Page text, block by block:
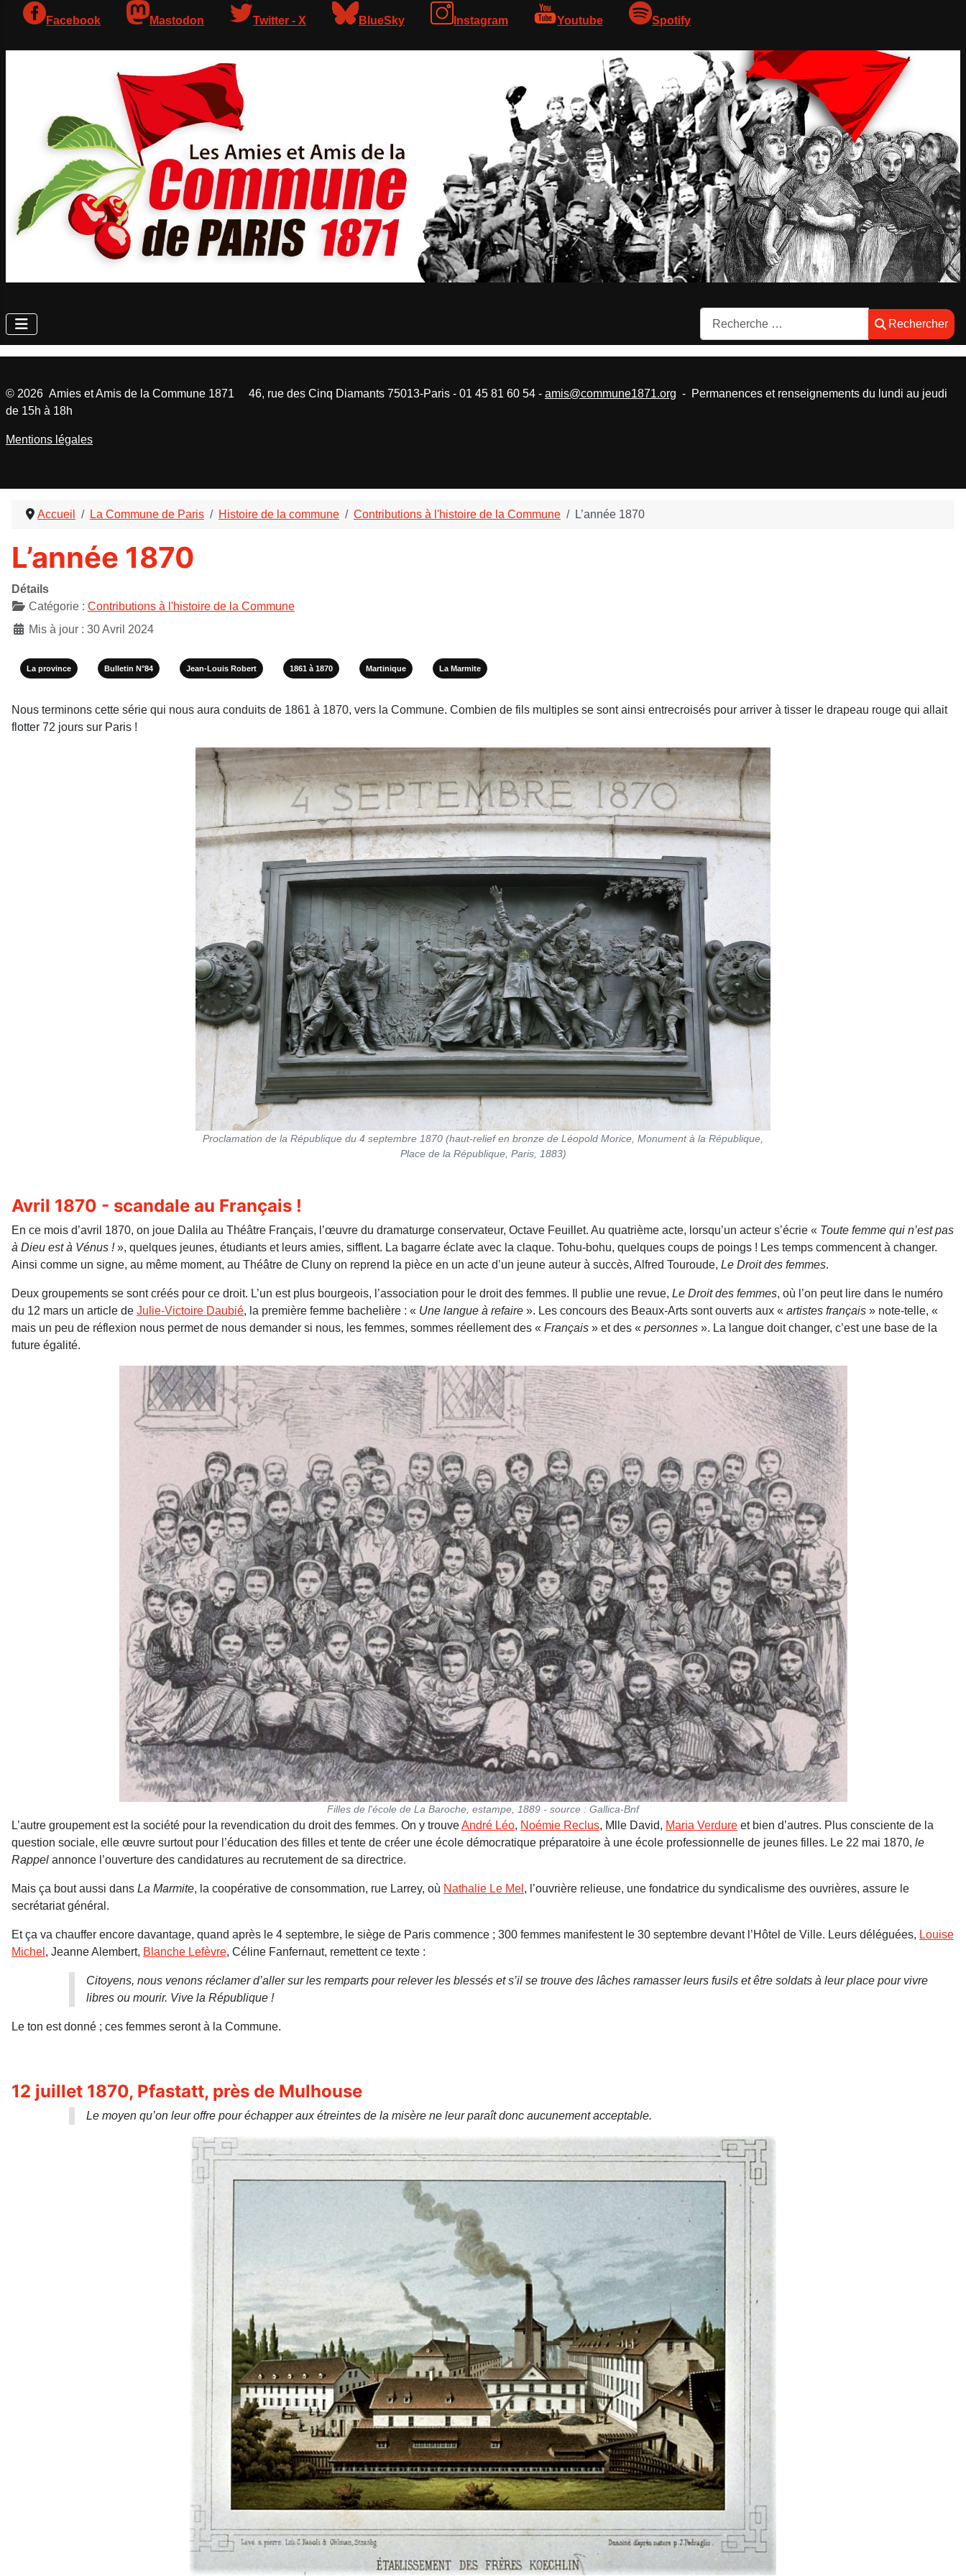
Facebook Mastodon Twitter - X BlueSky Instagram Youtube Spotify
Rechercher
Rechercher
Accueil La Commune de Paris Histoire de la commune Contributions à l'histoire de la Commune L’année 1870
L’année 1870
Détails
Catégorie : Contributions à l'histoire de la Commune
Mis à jour : 30 Avril 2024
La province Bulletin N°84 Jean-Louis Robert 1861 à 1870 Martinique La Marmite
Nous terminons cette série qui nous aura conduits de 1861 à 1870, vers la Commune. Combien de fils multiples se sont ainsi entrecroisés pour arriver à tisser le drapeau rouge qui allait
flotter 72 jours sur Paris !
Proclamation de la République du 4 septembre 1870 (haut-relief en bronze de Léopold Morice, Monument à la République,
Place de la République, Paris, 1883)
Avril 1870 - scandale au Français !
En ce mois d’avril 1870, on joue Dalila au Théâtre Français, l’œuvre du dramaturge conservateur, Octave Feuillet. Au quatrième acte, lorsqu’un acteur s’écrie « Toute femme qui n’est pas
à Dieu est à Vénus !», quelques jeunes, étudiants et leurs amies, sifflent. La bagarre éclate avec la claque. Tohu-bohu, quelques coups de poings ! Les temps commencent à changer.
Ainsi comme un signe, au même moment, au Théâtre de Cluny on reprend la pièce en un acte d’un jeune auteur à succès, Alfred Touroude, Le Droit des femmes.
Deux groupements se sont créés pour ce droit. L’un est plus bourgeois, l’association pour le droit des femmes. Il publie une revue, Le Droit des femmes, où l’on peut lire dans le numéro
du 12 mars un article de Julie-Victoire Daubié, la première femme bachelière : « Une langue à refaire ». Les concours des Beaux-Arts sont ouverts aux « artistes français » note-telle, «
mais un peu de réflexion nous permet de nous demander si nous, les femmes, sommes réellement des « Français » et des « personnes ». La langue doit changer, c’est une base de la
future égalité.
Filles de l'école de La Baroche, estampe, 1889 - source : Gallica-Bnf
L’autre groupement est la société pour la revendication du droit des femmes. On y trouveAndré Léo, Noémie Reclus, Mlle David, Maria Verdure et bien d’autres. Plus consciente de la
question sociale, elle œuvre surtout pour l’éducation des filles et tente de créer une école démocratique préparatoire à une école professionnelle de jeunes filles. Le 22 mai 1870, le
Rappel annonce l’ouverture des candidatures au recrutement de sa directrice.
Mais ça bout aussi dans La Marmite, la coopérative de consommation, rue Larrey, où Nathalie Le Mel , l’ouvrière relieuse, une fondatrice du syndicalisme des ouvrières, assure le
secrétariat général.
Et ça va chauffer encore davantage, quand après le 4 septembre, le siège de Paris commence ; 300 femmes manifestent le 30 septembre devant l’Hôtel de Ville. Leurs déléguées, Louise
Michel , Jeanne Alembert, Blanche Lefèvre, Céline Fanfernaut, remettent ce texte :
Citoyens, nous venons réclamer d’aller sur les remparts pour relever les blessés et s’il se trouve des lâches ramasser leurs fusils et être soldats à leur place pour vivre
libres ou mourir. Vive la République !
Le ton est donné ; ces femmes seront à la Commune.
12 juillet 1870, Pfastatt, près de Mulhouse
Le moyen qu’on leur offre pour échapper aux étreintes de la misère ne leur paraît donc aucunement acceptable.
© 2026 Amies et Amis de la Commune 1871 46, rue des Cinq Diamants 75013-Paris - 01 45 81 60 54 - amis@commune1871.org - Permanences et renseignements du lundi au jeudi
de 15h à 18h
Mentions légales